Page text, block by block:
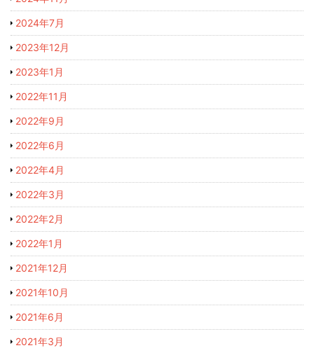
2024年7月
2023年12月
2023年1月
2022年11月
2022年9月
2022年6月
2022年4月
2022年3月
2022年2月
2022年1月
2021年12月
2021年10月
2021年6月
2021年3月